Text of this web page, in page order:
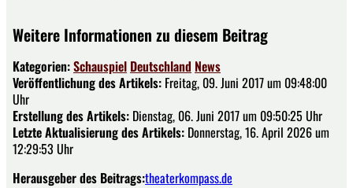
Weitere Informationen zu diesem Beitrag
Kategorien:Schauspiel Deutschland News
Veröffentlichung des Artikels: Freitag, 09. Juni 2017 um 09:48:00
Uhr
Erstellung des Artikels: Dienstag, 06. Juni 2017 um 09:50:25 Uhr
Letzte Aktualisierung des Artikels: Donnerstag, 16. April 2026 um
12:29:53 Uhr
Herausgeber des Beitrags:theaterkompass.de